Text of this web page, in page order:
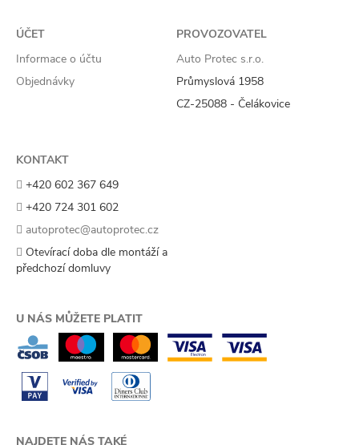
ÚČET
Informace o účtu
Objednávky
PROVOZOVATEL
Auto Protec s.r.o.
Průmyslová 1958
CZ-25088 - Čelákovice
KONTAKT
+420 602 367 649
+420 724 301 602
autoprotec@autoprotec.cz
Otevírací doba dle montáží a
předchozí domluvy
U NÁS MŮŽETE PLATIT
NAJDETE NÁS TAKÉ